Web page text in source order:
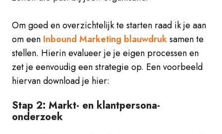
Om goed en overzichtelijk te starten raad ik je aan
om een Inbound Marketing blauwdruksamen te
stellen. Hierin evalueer je je eigen processen en
zet je eenvoudig een strategie op. Een voorbeeld
hiervan download je hier:
Stap 2: Markt- en klantpersona-
onderzoek